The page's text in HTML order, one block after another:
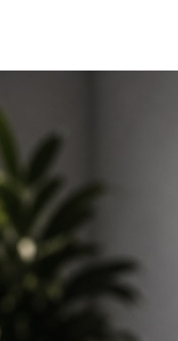
nutzen. Google
den Suchergebnissen,
und mehr potenzielle